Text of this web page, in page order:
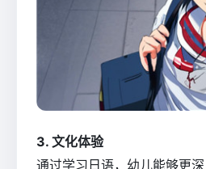
3. 文化体验
通过学习日语，幼儿能够更深